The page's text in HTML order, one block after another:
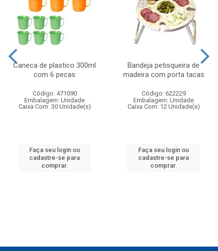
Caneca de plastico 300ml
com 6 pecas
Código: 471090
Embalagem: Unidade
Caixa Com: 30 Unidade(s)
Faça seu login ou
cadastre-se para
comprar.
Bandeja petisqueira de
madeira com porta tacas
Código: 622229
Embalagem: Unidade
Caixa Com: 12 Unidade(s)
Faça seu login ou
cadastre-se para
comprar.